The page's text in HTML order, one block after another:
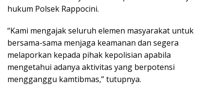
hukum Polsek Rappocini.
“Kami mengajak seluruh elemen masyarakat untuk
bersama-sama menjaga keamanan dan segera
melaporkan kepada pihak kepolisian apabila
mengetahui adanya aktivitas yang berpotensi
mengganggu kamtibmas,” tutupnya.